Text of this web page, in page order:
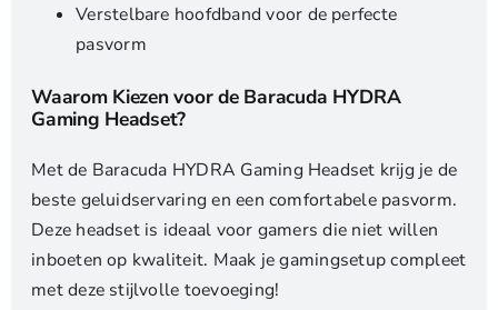
Verstelbare hoofdband voor de perfecte
pasvorm
Waarom Kiezen voor de Baracuda HYDRA
Gaming Headset?
Met de Baracuda HYDRA Gaming Headset krijg je de
beste geluidservaring en een comfortabele pasvorm.
Deze headset is ideaal voor gamers die niet willen
inboeten op kwaliteit. Maak je gamingsetup compleet
met deze stijlvolle toevoeging!